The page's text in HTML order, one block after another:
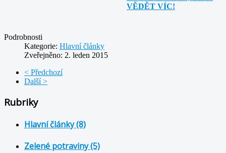
VĚDĚT VÍC!
Podrobnosti
Kategorie: Hlavní články
Zveřejněno: 2. leden 2015
< Předchozí
Další >
Rubriky
Hlavní články (8)
Zelené potraviny (5)